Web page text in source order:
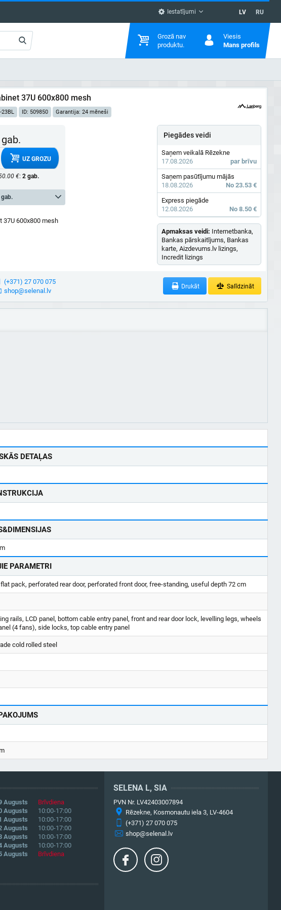
Iestatījumi LV RU
Grozā nav
produktu.
Viesis
Mans profils
37U 600x800 mesh
23BL ID: 509850 Garantija: 24 mēneši
UZ GROZU
€: 2 gab.
37U 600x800 mesh
Piegādes veidi
Saņem veikalā Rēzekne
17.08.2026
par brīvu
Saņem pasūtījumu mājās
18.08.2026
No 23.53 €
Express piegāde
12.08.2026
No 8.50 €
Apmaksas veidi: Internetbanka,
Bankas pārskaitījums, Bankas
karte, Aizdevums.lv lizings,
Incredit lizings
(+371) 27 070 075
shop@selenal.lv
Drukāt Salīdzināt
DETAĻAS
PARAMETRI
flat pack, perforated rear door, perforated front door, free-standing, useful depth 72 cm
rails, LCD panel, bottom cable entry panel, front and rear door lock, levelling legs, wheels
(4 fans), side locks, top cable entry panel
cold rolled steel
Augusts
Brīvdiena
Augusts
10:00-17:00
Augusts
10:00-17:00
Augusts
10:00-17:00
Augusts
10:00-17:00
Augusts
10:00-17:00
Augusts
Brīvdiena
SELENA L, SIA
PVN Nr. LV42403007894
Rēzekne, Kosmonautu iela 3, LV-4604
(+371) 27 070 075
shop@selenal.lv